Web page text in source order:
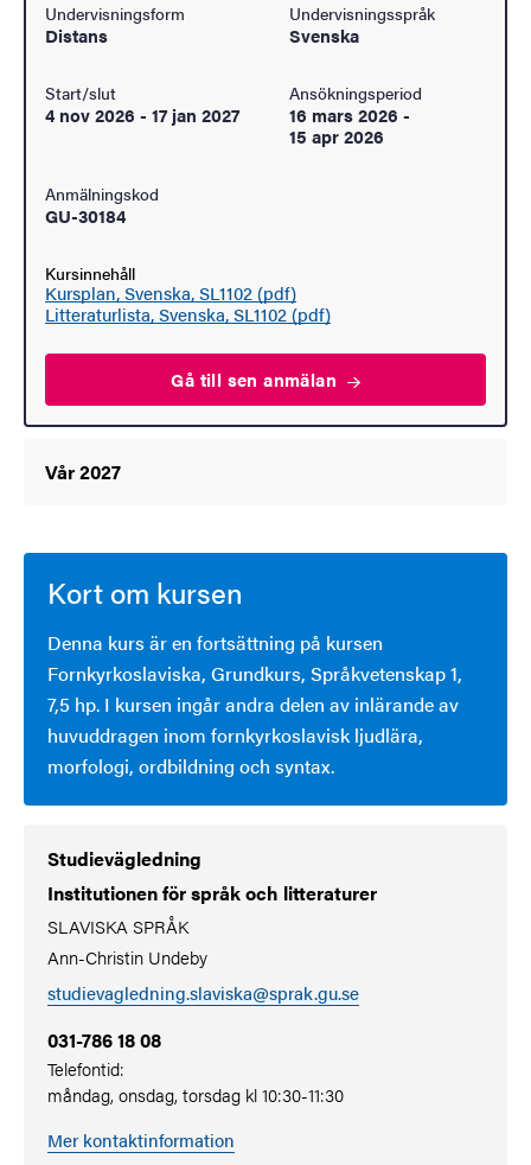
Undervisningsform
Distans
Undervisningsspråk
Svenska
Start/slut
4 nov 2026 - 17 jan 2027
Ansökningsperiod
16 mars 2026 -
15 apr 2026
Anmälningskod
GU-30184
Kursinnehåll
Kursplan, Svenska, SL1102 (pdf)
Litteraturlista, Svenska, SL1102 (pdf)
Gå till senanmälan
Vår 2027
Kort om kursen
Denna kurs är en fortsättning på kursen
Fornkyrkoslaviska, Grundkurs, Språkvetenskap 1,
7,5 hp. I kursen ingår andra delen av inlärande av
huvuddragen inom fornkyrkoslavisk ljudlära,
morfologi, ordbildning och syntax.
Studievägledning
Institutionen för språk och litteraturer
SLAVISKA SPRÅK
Ann-Christin Undeby
studievagledning.slaviska@sprak.gu.se
031-786 18 08
Telefontid:
måndag, onsdag, torsdag kl 10:30-11:30
Mer kontaktinformation